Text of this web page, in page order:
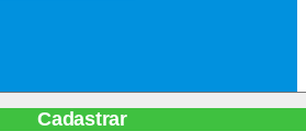
Cadastrar